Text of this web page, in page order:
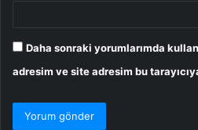
Daha sonraki yorumlarımda
adresim ve site adresim bu